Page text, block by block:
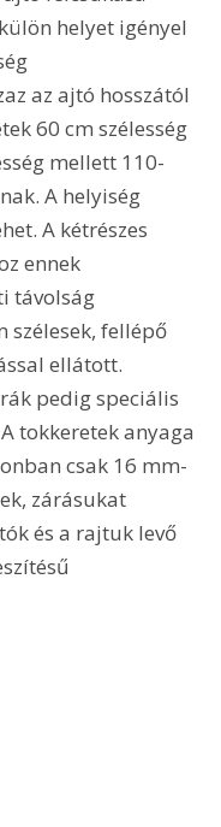
helyet igényel
az ajtó hosszától
60 cm szélesség
mellett 110-
A helyiség
A kétrészes
ennek
távolság
szélesek, fellépő
ellátott.
pedig speciális
tokkeretek anyaga
csak 16 mm-
zárásukat
és a rajtuk levő